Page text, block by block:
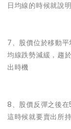
日均線的時候就說
7、股價位於移動
均線跌勢減緩，趨
出時機
8、股價反彈之後
這時候就要賣出所持